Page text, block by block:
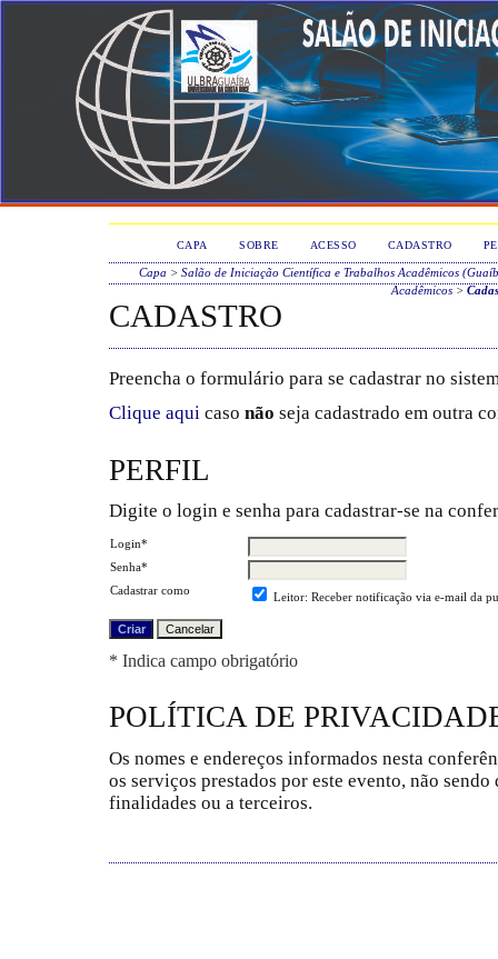
CAPA SOBRE ACESSO CADASTRO
Capa > Salão de Iniciação Científica e Trabalhos Acadêmicos
Acadêmicos>
CADASTRO
Preencha o formulário para se cadastrar no
Clique aqui caso não seja cadastrado em outra
PERFIL
Digite o login e senha para cadastrar-se na
Login*
Senha*
Cadastrar como
Leitor: Receber notificação via e-mail da
* Indica campo obrigatório
POLÍTICA DE
Os nomes e endereços informados nesta
os serviços prestados por este evento, não
finalidades ou a terceiros.